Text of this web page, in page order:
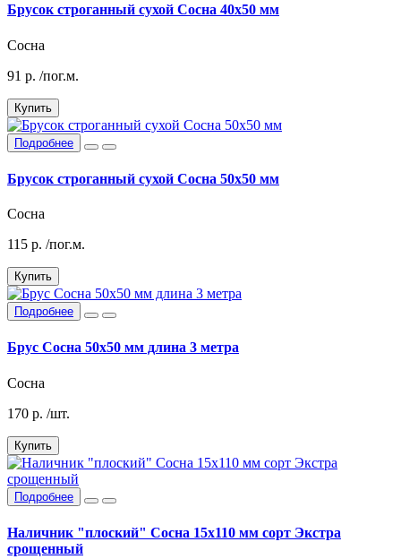
Брусок строганный сухой Сосна 40х50 мм
Сосна
91 р. /пог.м.
Купить
Подробнее
Брусок строганный сухой Сосна 50х50 мм
Сосна
115 р. /пог.м.
Купить
Подробнее
Брус Сосна 50х50 мм длина 3 метра
Сосна
170 р. /шт.
Купить
Подробнее
Наличник "плоский" Сосна 15х110 мм сорт Экстра
срощенный